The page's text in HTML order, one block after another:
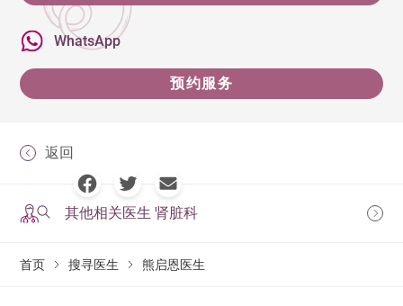
WhatsApp
预约服务
返回
其他相关医生 肾脏科
首页 搜寻医生 熊启恩医生